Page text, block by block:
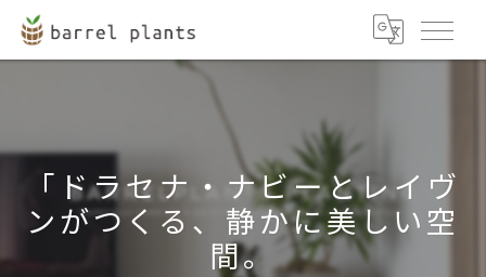
「ドラセナ・ナビーとレイヴ
ンがつくる、静かに美しい空
間。